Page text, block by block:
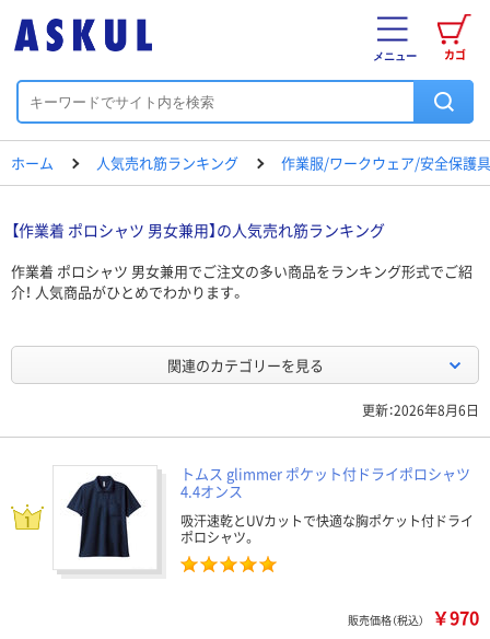
カゴ
メニュー
ホーム 人気売れ筋ランキング 作業服/ワークウェア/安全保護
【作業着 ポロシャツ 男女兼用】の人気売れ筋ランキング
作業着 ポロシャツ 男女兼用でご注文の多い商品をランキング形式でご紹
介！ 人気商品がひとめでわかります。
関連のカテゴリーを見る
更新：2026年8月6日
トムス glimmer ポケット付ドライポロシャツ
4.4オンス
吸汗速乾とUVカットで快適な胸ポケット付ドライ
ポロシャツ。
販売価格（税込） ￥970